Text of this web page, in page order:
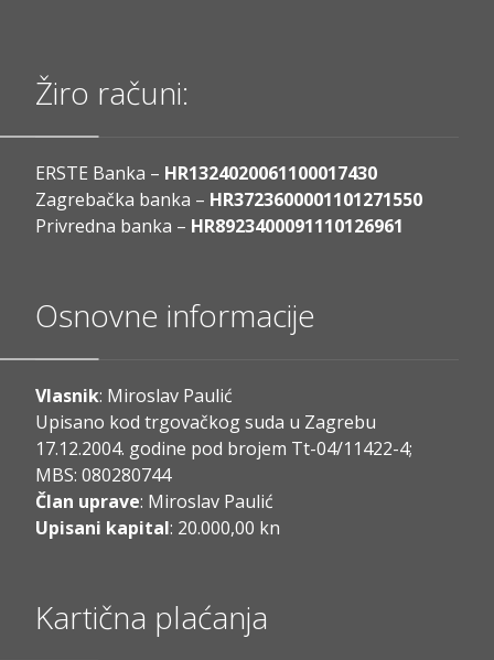
Žiro računi:
ERSTE Banka – HR1324020061100017430
Zagrebačka banka – HR3723600001101271550
Privredna banka – HR8923400091110126961
Osnovne informacije
Vlasnik: Miroslav Paulić
Upisano kod trgovačkog suda u Zagrebu
17.12.2004. godine pod brojem Tt-04/11422-4;
MBS: 080280744
Član uprave: Miroslav Paulić
Upisani kapital: 20.000,00 kn
Kartična plaćanja